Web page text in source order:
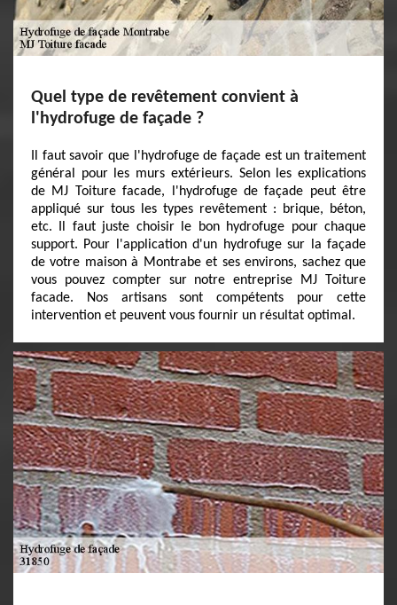
Quel type de revêtement convient à
l'hydrofuge de façade ?
Il faut savoir que l'hydrofuge de façade est un traitement
général pour les murs extérieurs. Selon les explications
de MJ Toiture facade, l'hydrofuge de façade peut être
appliqué sur tous les types revêtement : brique, béton,
etc. Il faut juste choisir le bon hydrofuge pour chaque
support. Pour l'application d'un hydrofuge sur la façade
de votre maison à Montrabe et ses environs, sachez que
vous pouvez compter sur notre entreprise MJ Toiture
facade. Nos artisans sont compétents pour cette
intervention et peuvent vous fournir un résultat optimal.